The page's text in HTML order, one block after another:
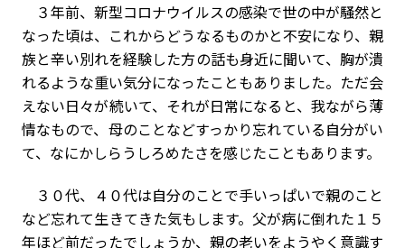
３年前、新型コロナウイルスの感染で世の中が騒然と
なった頃は、これからどうなるものかと不安になり、親
族と辛い別れを経験した方の話も身近に聞いて、胸が潰
れるような重い気分になったこともありました。ただ会
えない日々が続いて、それが日常になると、我ながら薄
情なもので、母のことなどすっかり忘れている自分がい
て、なにかしらうしろめたさを感じたこともあります。
３０代、４０代は自分のことで手いっぱいで親のこと
など忘れて生きてきた気もします。父が病に倒れた１５
年ほど前だったでしょうか、親の老いをようやく意識す